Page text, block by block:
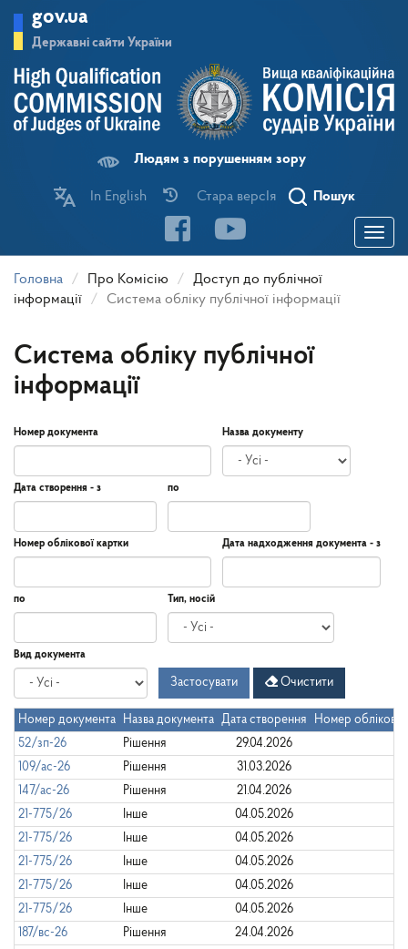
основного
матеріалу
gov.ua
Державні сайти України
Людям з порушенням зору
In English Стара версІя Пошук
Toggle
Головна Про Комісію
Доступ до публічної
інформації
Система обліку публічної інформації
Система обліку публічної
інформації
Номер документа Назва документу
Дата створення - з
Дата
Дата
створення
з
по
Номер облікової картки Дата надходження документа - з
надходження
-
по
Дата
по
Тип, носій
Вид документа
Застосувати Очистити
Номер документа Назва документа Дата створення
Номер облікової
52/зп-26
Рішення
29.04.2026
109/ас-26
Рішення
31.03.2026
147/ас-26
Рішення
21.04.2026
21-775/26
Інше
04.05.2026
21-775/26
Інше
04.05.2026
21-775/26
Інше
04.05.2026
21-775/26
Інше
04.05.2026
21-775/26
Інше
04.05.2026
187/вс-26
Рішення
24.04.2026